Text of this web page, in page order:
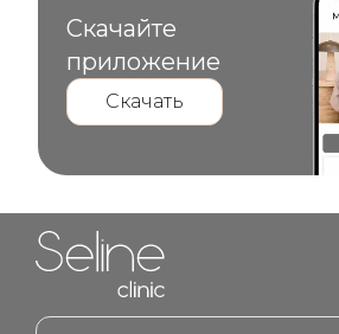
Скачайте
приложение
Скачать